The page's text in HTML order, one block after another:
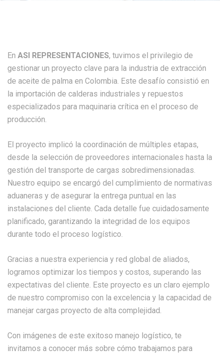
En ASI REPRESENTACIONES, tuvimos el privilegio de
gestionar un proyecto clave para la industria de extracción
de aceite de palma en Colombia. Este desafío consistió en
la importación de calderas industriales y repuestos
especializados para maquinaria crítica en el proceso de
producción.
El proyecto implicó la coordinación de múltiples etapas,
desde la selección de proveedores internacionales hasta la
gestión del transporte de cargas sobredimensionadas.
Nuestro equipo se encargó del cumplimiento de normativas
aduaneras y de asegurar la entrega puntual en las
instalaciones del cliente. Cada detalle fue cuidadosamente
planificado, garantizando la integridad de los equipos
durante todo el proceso logístico.
Gracias a nuestra experiencia y red global de aliados,
logramos optimizar los tiempos y costos, superando las
expectativas del cliente. Este proyecto es un claro ejemplo
de nuestro compromiso con la excelencia y la capacidad de
manejar cargas proyecto de alta complejidad.
Con imágenes de este exitoso manejo logístico, te
invitamos a conocer más sobre cómo trabajamos para